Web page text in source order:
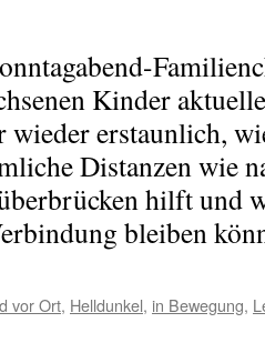
Kinder
wieder erstaunlich,
Distanzen wie
hilft und
bleiben
vor Ort, Helldunkel, in Bewegung,